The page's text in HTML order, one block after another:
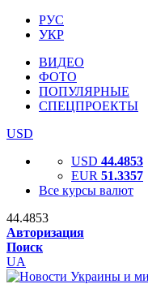
РУС
УКР
ВИДЕО
ФОТО
ПОПУЛЯРНЫЕ
СПЕЦПРОЕКТЫ
USD
USD 44.4853
EUR 51.3357
Все курсы валют
44.4853
Авторизация
Поиск
UA